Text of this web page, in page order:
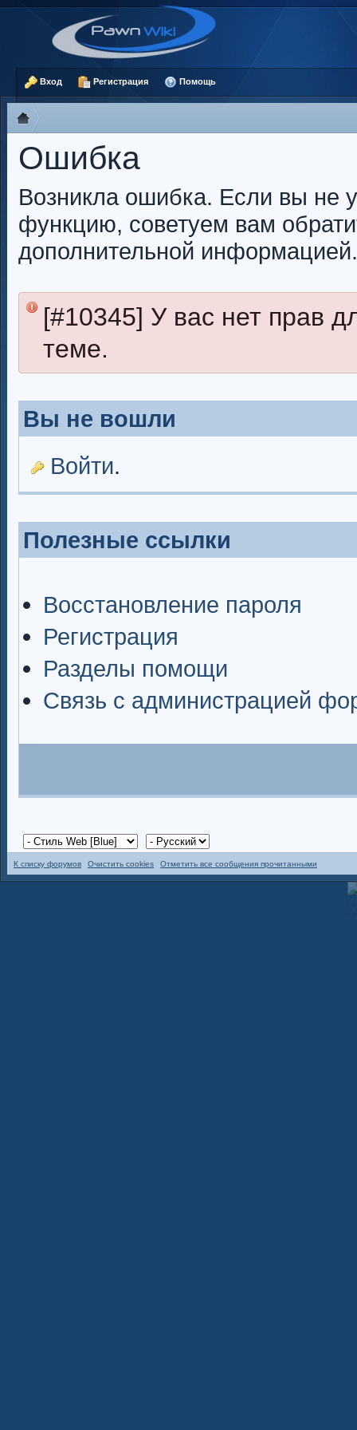
Вход Регистрация Помощь
Ошибка
Возникла ошибка. Если вы не
функцию, советуем вам
дополнительной информацией.
[#10345] У вас нет прав
теме.
Вы не вошли
Войти.
Полезные ссылки
Восстановление пароля
Регистрация
Разделы помощи
Связь с администрацией
К списку форумов Очистить cookies Отметить все сообщения прочитанными